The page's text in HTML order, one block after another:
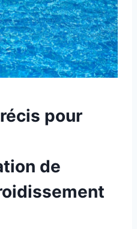
pour
de